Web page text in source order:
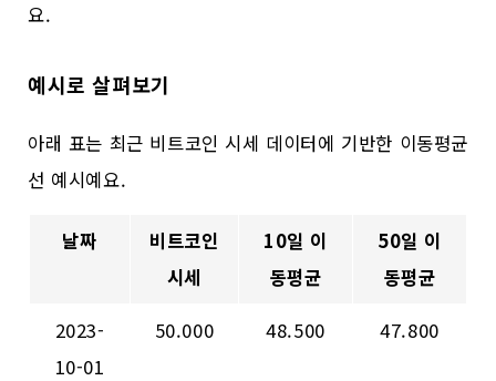
요.
예시로 살펴보기
아래 표는 최근 비트코인 시세 데이터에 기반한 이동평균
선 예시예요.
날짜
비트코인
시세
10일 이
동평균
50일 이
동평균
2023-
10-01
50.000 48.500 47.800